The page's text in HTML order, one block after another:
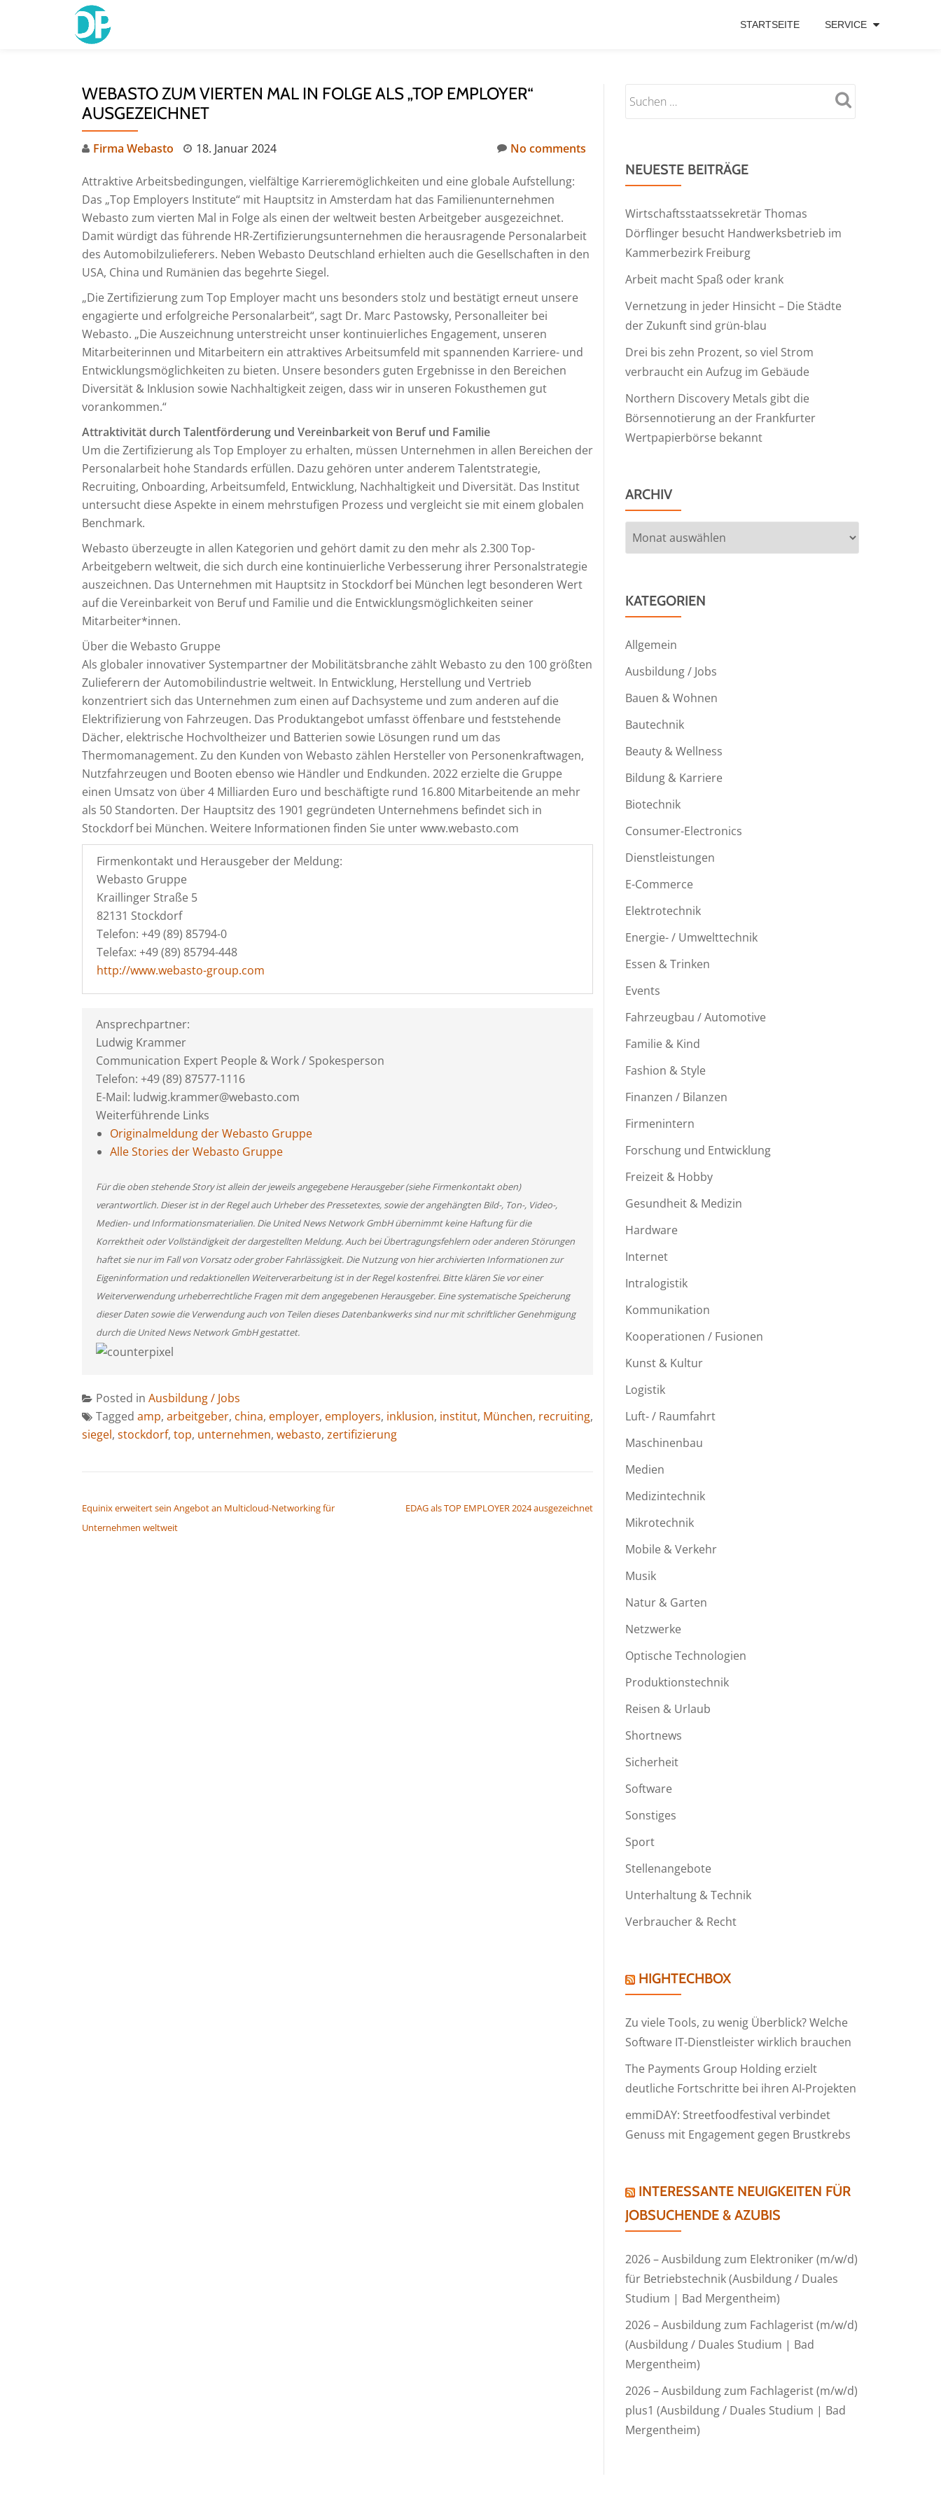
STARTSEITE SERVICE
WEBASTO ZUM VIERTEN MAL IN FOLGE ALS „TOP EMPLOYER“
AUSGEZEICHNET
Firma Webasto 18. Januar 2024 No comments
Attraktive Arbeitsbedingungen, vielfältige Karrieremöglichkeiten und eine globale Aufstellung:
Das „Top Employers Institute“ mit Hauptsitz in Amsterdam hat das Familienunternehmen
Webasto zum vierten Mal in Folge als einen der weltweit besten Arbeitgeber ausgezeichnet.
Damit würdigt das führende HR-Zertifizierungsunternehmen die herausragende Personalarbeit
des Automobilzulieferers. Neben Webasto Deutschland erhielten auch die Gesellschaften in den
USA, China und Rumänien das begehrte Siegel.
„Die Zertifizierung zum Top Employer macht uns besonders stolz und bestätigt erneut unsere
engagierte und erfolgreiche Personalarbeit“, sagt Dr. Marc Pastowsky, Personalleiter bei
Webasto. „Die Auszeichnung unterstreicht unser kontinuierliches Engagement, unseren
Mitarbeiterinnen und Mitarbeitern ein attraktives Arbeitsumfeld mit spannenden Karriere- und
Entwicklungsmöglichkeiten zu bieten. Unsere besonders guten Ergebnisse in den Bereichen
Diversität & Inklusion sowie Nachhaltigkeit zeigen, dass wir in unseren Fokusthemen gut
vorankommen.“
Attraktivität durch Talentförderung und Vereinbarkeit von Beruf und Familie
Um die Zertifizierung als Top Employer zu erhalten, müssen Unternehmen in allen Bereichen der
Personalarbeit hohe Standards erfüllen. Dazu gehören unter anderem Talentstrategie,
Recruiting, Onboarding, Arbeitsumfeld, Entwicklung, Nachhaltigkeit und Diversität. Das Institut
untersucht diese Aspekte in einem mehrstufigen Prozess und vergleicht sie mit einem globalen
Benchmark.
Webasto überzeugte in allen Kategorien und gehört damit zu den mehr als 2.300 Top-
Arbeitgebern weltweit, die sich durch eine kontinuierliche Verbesserung ihrer Personalstrategie
auszeichnen. Das Unternehmen mit Hauptsitz in Stockdorf bei München legt besonderen Wert
auf die Vereinbarkeit von Beruf und Familie und die Entwicklungsmöglichkeiten seiner
Mitarbeiter*innen.
Über die Webasto Gruppe
Als globaler innovativer Systempartner der Mobilitätsbranche zählt Webasto zu den 100 größten
Zulieferern der Automobilindustrie weltweit. In Entwicklung, Herstellung und Vertrieb
konzentriert sich das Unternehmen zum einen auf Dachsysteme und zum anderen auf die
Elektrifizierung von Fahrzeugen. Das Produktangebot umfasst öffenbare und feststehende
Dächer, elektrische Hochvoltheizer und Batterien sowie Lösungen rund um das
Thermomanagement. Zu den Kunden von Webasto zählen Hersteller von Personenkraftwagen,
Nutzfahrzeugen und Booten ebenso wie Händler und Endkunden. 2022 erzielte die Gruppe
einen Umsatz von über 4 Milliarden Euro und beschäftigte rund 16.800 Mitarbeitende an mehr
als 50 Standorten. Der Hauptsitz des 1901 gegründeten Unternehmens befindet sich in
Stockdorf bei München. Weitere Informationen finden Sie unter www.webasto.com
Firmenkontakt und Herausgeber der Meldung:
Webasto Gruppe
Kraillinger Straße 5
82131 Stockdorf
Telefon: +49 (89) 85794-0
Telefax: +49 (89) 85794-448
http://www.webasto-group.com
Ansprechpartner:
Ludwig Krammer
Communication Expert People & Work / Spokesperson
Telefon: +49 (89) 87577-1116
E-Mail: ludwig.krammer@webasto.com
Weiterführende Links
Originalmeldung der Webasto Gruppe
Alle Stories der Webasto Gruppe
Für die oben stehende Story ist allein der jeweils angegebene Herausgeber (siehe Firmenkontakt oben)
verantwortlich. Dieser ist in der Regel auch Urheber des Pressetextes, sowie der angehängten Bild-, Ton-, Video-,
Medien- und Informationsmaterialien. Die United News Network GmbH übernimmt keine Haftung für die
Korrektheit oder Vollständigkeit der dargestellten Meldung. Auch bei Übertragungsfehlern oder anderen Störungen
haftet sie nur im Fall von Vorsatz oder grober Fahrlässigkeit. Die Nutzung von hier archivierten Informationen zur
Eigeninformation und redaktionellen Weiterverarbeitung ist in der Regel kostenfrei. Bitte klären Sie vor einer
Weiterverwendung urheberrechtliche Fragen mit dem angegebenen Herausgeber. Eine systematische Speicherung
dieser Daten sowie die Verwendung auch von Teilen dieses Datenbankwerks sind nur mit schriftlicher Genehmigung
durch die United News Network GmbH gestattet.
Posted in Ausbildung / Jobs
Tagged amp, arbeitgeber, china, employer, employers, inklusion, institut, München, recruiting,
siegel, stockdorf, top, unternehmen, webasto, zertifizierung
Equinix erweitert sein Angebot an Multicloud-Networking für
Unternehmen weltweit
EDAG als TOP EMPLOYER 2024 ausgezeichnet
NEUESTE BEITRÄGE
Wirtschaftsstaatssekretär Thomas
Dörflinger besucht Handwerksbetrieb im
Kammerbezirk Freiburg
Arbeit macht Spaß oder krank
Vernetzung in jeder Hinsicht – Die Städte
der Zukunft sind grün-blau
Drei bis zehn Prozent, so viel Strom
verbraucht ein Aufzug im Gebäude
Northern Discovery Metals gibt die
Börsennotierung an der Frankfurter
Wertpapierbörse bekannt
ARCHIV
Archiv
KATEGORIEN
Allgemein
Ausbildung / Jobs
Bauen & Wohnen
Bautechnik
Beauty & Wellness
Bildung & Karriere
Biotechnik
Consumer-Electronics
Dienstleistungen
E-Commerce
Elektrotechnik
Energie- / Umwelttechnik
Essen & Trinken
Events
Fahrzeugbau / Automotive
Familie & Kind
Fashion & Style
Finanzen / Bilanzen
Firmenintern
Forschung und Entwicklung
Freizeit & Hobby
Gesundheit & Medizin
Hardware
Internet
Intralogistik
Kommunikation
Kooperationen / Fusionen
Kunst & Kultur
Logistik
Luft- / Raumfahrt
Maschinenbau
Medien
Medizintechnik
Mikrotechnik
Mobile & Verkehr
Musik
Natur & Garten
Netzwerke
Optische Technologien
Produktionstechnik
Reisen & Urlaub
Shortnews
Sicherheit
Software
Sonstiges
Sport
Stellenangebote
Unterhaltung & Technik
Verbraucher & Recht
HIGHTECHBOX
Zu viele Tools, zu wenig Überblick? Welche
Software IT-Dienstleister wirklich brauchen
The Payments Group Holding erzielt
deutliche Fortschritte bei ihren AI-Projekten
emmiDAY: Streetfoodfestival verbindet
Genuss mit Engagement gegen Brustkrebs
INTERESSANTE NEUIGKEITEN FÜR
JOBSUCHENDE & AZUBIS
2026 – Ausbildung zum Elektroniker (m/w/d)
für Betriebstechnik (Ausbildung / Duales
Studium | Bad Mergentheim)
2026 – Ausbildung zum Fachlagerist (m/w/d)
(Ausbildung / Duales Studium | Bad
Mergentheim)
2026 – Ausbildung zum Fachlagerist (m/w/d)
plus1 (Ausbildung / Duales Studium | Bad
Mergentheim)